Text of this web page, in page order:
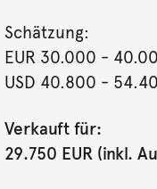
Schätzung:
EUR 30.000 -
USD 40.800 -
Verkauft für:
29.750 EUR (inkl.